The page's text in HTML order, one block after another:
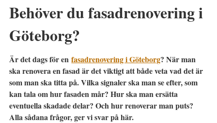
Behöver du fasadrenovering i
Göteborg?
Är det dags för enfasadrenovering i Göteborg? När man
ska renovera en fasad är det viktigt att både veta vad det är
som man ska titta på. Vilka signaler ska man se efter, som
kan tala om hur fasaden mår? Hur ska man ersätta
eventuella skadade delar? Och hur renoverar man puts?
Alla sådana frågor, ger vi svar på här.